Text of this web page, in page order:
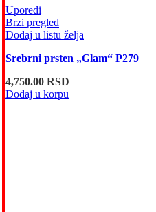
Uporedi
Brzi pregled
Dodaj u listu želja
Srebrni prsten „Glam“ P279
4,750.00 RSD
Dodaj u korpu